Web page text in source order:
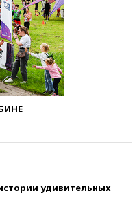
удивительных